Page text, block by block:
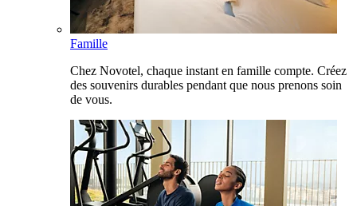
Famille
Chez Novotel, chaque instant en famille compte. Créez
des souvenirs durables pendant que nous prenons soin
de vous.